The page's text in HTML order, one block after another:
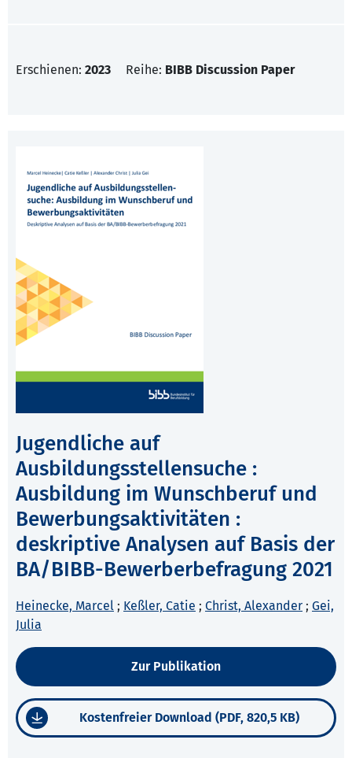
Erschienen: 2023 Reihe: BIBB Discussion Paper
Jugendliche auf
Ausbildungsstellensuche :
Ausbildung im Wunschberuf und
Bewerbungsaktivitäten :
deskriptive Analysen auf Basis der
BA/BIBB-Bewerberbefragung 2021
Heinecke, Marcel ; Keßler, Catie ; Christ, Alexander ; Gei,
Julia
Zur Publikation
Kostenfreier Download (PDF, 820,5 KB)